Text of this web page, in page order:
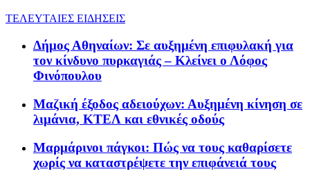
ΤΕΛΕΥΤΑΙΕΣ ΕΙΔΗΣΕΙΣ
Δήμος Αθηναίων: Σε αυξημένη επιφυλακή για
τον κίνδυνο πυρκαγιάς – Κλείνει ο Λόφος
Φινόπουλου
Μαζική έξοδος αδειούχων: Αυξημένη κίνηση σε
λιμάνια, ΚΤΕΛ και εθνικές οδούς
Μαρμάρινοι πάγκοι: Πώς να τους καθαρίσετε
χωρίς να καταστρέψετε την επιφάνειά τους